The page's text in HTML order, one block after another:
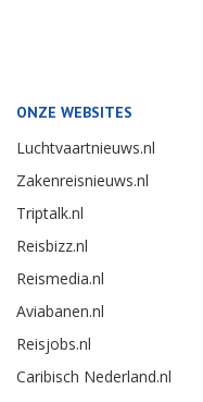
ONZE WEBSITES
Luchtvaartnieuws.nl
Zakenreisnieuws.nl
Triptalk.nl
Reisbizz.nl
Reismedia.nl
Aviabanen.nl
Reisjobs.nl
Caribisch Nederland.nl